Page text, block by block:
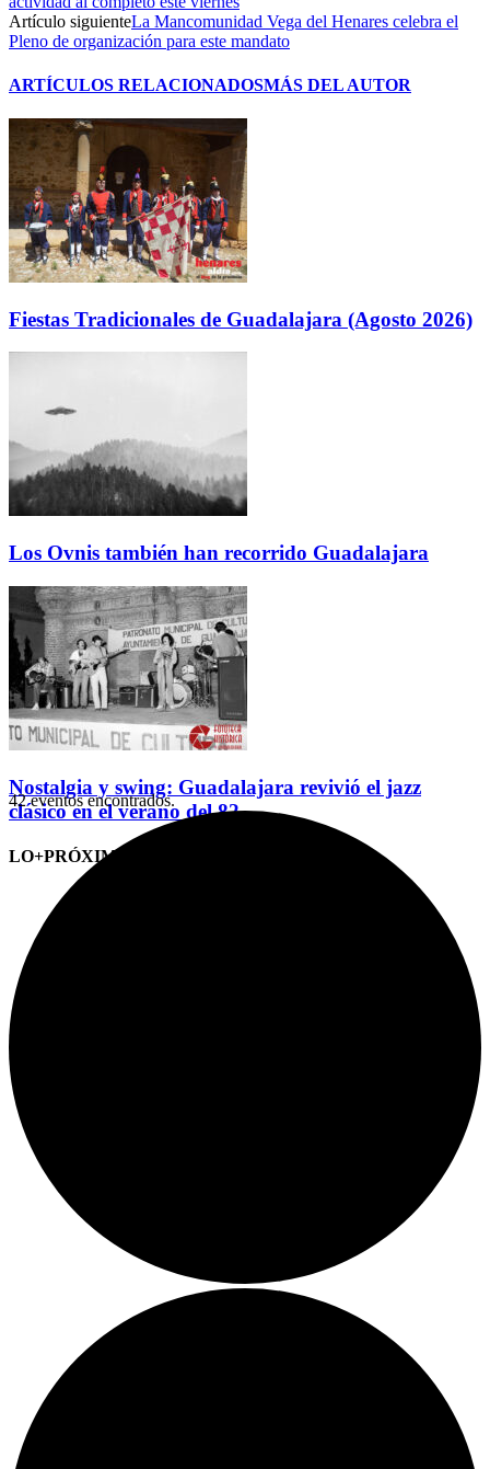
Artículo siguienteLa Mancomunidad Vega del Henares celebra el
Pleno de organización para este mandato
ARTÍCULOS RELACIONADOSMÁS DEL AUTOR
Fiestas Tradicionales de Guadalajara (Agosto 2026)
Los Ovnis también han recorrido Guadalajara
Nostalgia y swing: Guadalajara revivió el jazz
clásico en el verano del 82
LO+PRÓXIMO (CITAS)
42 eventos encontrados.